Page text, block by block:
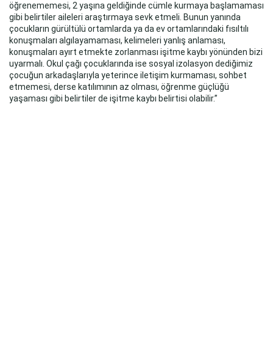
öğrenememesi, 2 yaşına geldiğinde cümle kurmaya başlamaması
gibi belirtiler aileleri araştırmaya sevk etmeli. Bunun yanında
çocukların gürültülü ortamlarda ya da ev ortamlarındaki fısıltılı
konuşmaları algılayamaması, kelimeleri yanlış anlaması,
konuşmaları ayırt etmekte zorlanması işitme kaybı yönünden bizi
uyarmalı. Okul çağı çocuklarında ise sosyal izolasyon dediğimiz
çocuğun arkadaşlarıyla yeterince iletişim kurmaması, sohbet
etmemesi, derse katılımının az olması, öğrenme güçlüğü
yaşaması gibi belirtiler de işitme kaybı belirtisi olabilir.”